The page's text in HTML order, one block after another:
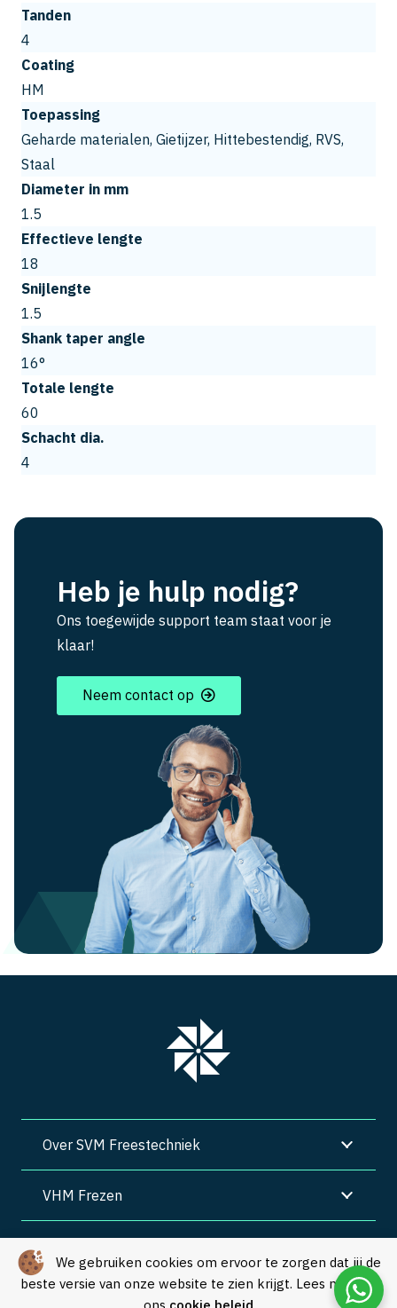
We gebruiken cookies om ervoor te zorgen dat jij de
beste versie van onze website te zien krijgt. Lees meer in
Tanden
4
Coating
HM
Toepassing
Geharde materialen, Gietijzer, Hittebestendig, RVS,
Staal
Diameter in mm
1.5
Effectieve lengte
18
Snijlengte
1.5
Shank taper angle
16°
Totale lengte
60
Schacht dia.
4
Heb je hulp nodig?
Ons toegewijde support team staat voor je
klaar!
Neem contact op
Over SVM Freestechniek
VHM Frezen
Algemene voorwaarden | Privacy